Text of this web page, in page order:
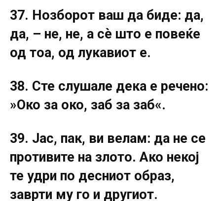
37. Нозборот ваш да биде: да,
да, – не, не, а сè што е повеќе
од тоа, од лукавиот е.
38. Сте слушале дека е речено:
»Око за око, заб за заб«.
39. Јас, пак, ви велам: да не се
противите на злото. Ако некој
те удри по десниот образ,
заврти му го и другиот.